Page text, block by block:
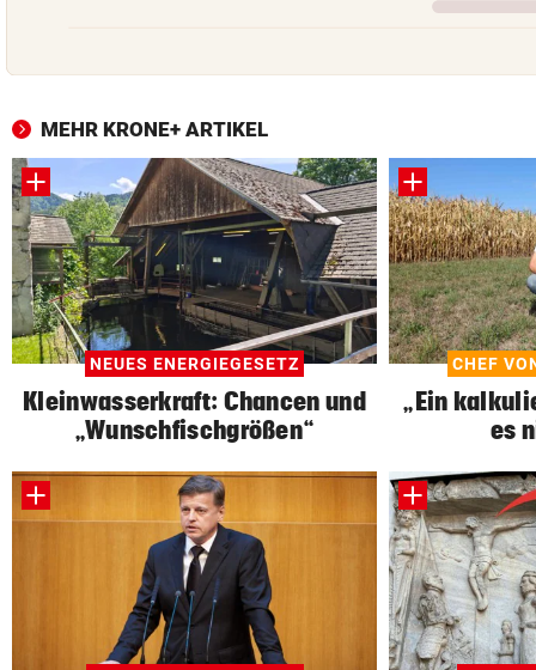
MEHR KRONE+ ARTIKEL
NEUES ENERGIEGESETZ
Kleinwasserkraft: Chancen und
„Wunschfischgrößen“
CHEF
„Ein
es